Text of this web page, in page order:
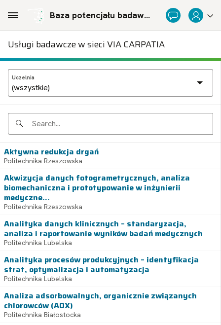
Baza potencjału badawczego Politechnicznej Sieci Via Carpatia im. Prezydenta RP Lecha Kaczyńskiego
Usługi badawcze w sieci VIA CARPATIA
Uczelnia
Search
Aktywna redukcja drgań
Politechnika Rzeszowska
Akwizycja danych fotogrametrycznych, analiza
biomechaniczna i prototypowanie w inżynierii
medyczne...
Politechnika Rzeszowska
Analityka danych klinicznych – standaryzacja,
analiza i raportowanie wyników badań medycznych
Politechnika Lubelska
Analityka procesów produkcyjnych – identyfikacja
strat, optymalizacja i automatyzacja
Politechnika Lubelska
Analiza adsorbowalnych, organicznie związanych
chlorowców (AOX)
Politechnika Białostocka